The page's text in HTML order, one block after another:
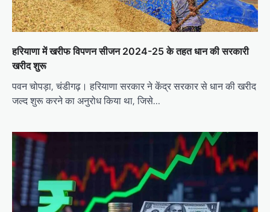
हरियाणा में खरीफ विपणन सीजन 2024-25 के तहत धान की सरकारी
खरीद शुरू
पवन चोपड़ा, चंडीगढ़। हरियाणा सरकार ने केंद्र सरकार से धान की खरीद
जल्द शुरू करने का अनुरोध किया था, जिसे…